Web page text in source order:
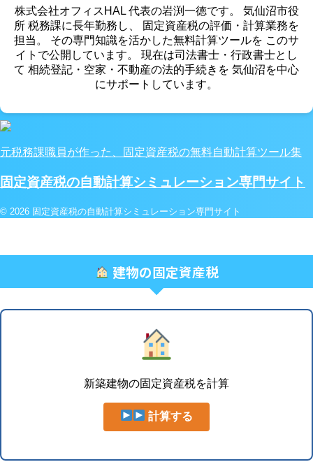
株式会社オフィスHAL 代表の岩渕一徳です。 気仙沼市役
所 税務課に長年勤務し、 固定資産税の評価・計算業務を
担当。 その専門知識を活かした無料計算ツールを このサ
イトで公開しています。 現在は司法書士・行政書士とし
て 相続登記・空家・不動産の法的手続きを 気仙沼を中心
にサポートしています。
元税務課職員が作った、固定資産税の無料自動計算ツール集
固定資産税の自動計算シミュレーション専門サイト
© 2026 固定資産税の自動計算シミュレーション専門サイト
建物の固定資産税
新築建物の固定資産税を計算
計算する